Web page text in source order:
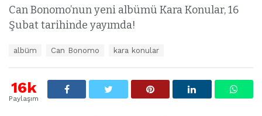
Can Bonomo’nun yeni albümü Kara Konular, 16
Şubat tarihinde yayımda!
t
albüm Can Bonomo kara konular
16k
Paylaşım